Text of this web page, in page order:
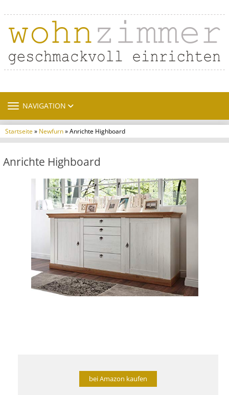
TOGGLE NAVIGATION
NAVIGATION
Startseite» Newfurn» Anrichte Highboard
Anrichte Highboard
bei Amazon kaufen